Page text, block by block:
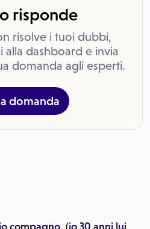
risponde
risolve i tuoi dubbi,
alla dashboard e invia
domanda agli esperti.
domanda
compagno, (io 30 anni lui